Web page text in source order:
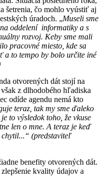
šetrenia, čo mohlo vyústiť aj
úradoch. „Museli sme
oddelení informatiky a s
rozvoj. Keby sme mali
pracovné miesto, kde sa
a to tempo by bolo určite iné
otvorených dát stojí na
z dlhodobého hľadiska
odíde agendu nemá kto
teraz, tak my sme ďaleko
to výsledok toho, že vkuse
len o mne. A teraz je keď
(predstaviteľ
benefity otvorených dát.
kvality údajov a